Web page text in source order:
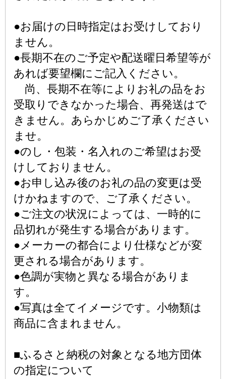
●お届けの日時指定はお受けしており
ません。
●長期不在のご予定や配送曜日希望等が
あれば要望欄にご記入ください。
尚、長期不在等によりお礼の品をお
受取りできなかった場合、再発送はで
きません。あらかじめご了承ください
ませ。
●のし・包装・名入れのご希望はお受
けしておりません。
●お申し込み後のお礼の品の変更は受
けかねますので、ご了承ください。
●ご注文の状況によっては、一時的に
品切れが発生する場合があります。
●メーカーの都合により仕様などが変
更される場合があります。
●色調が実物と異なる場合がありま
す。
●写真は全てイメージです。小物類は
商品に含まれません。
■ふるさと納税の対象となる地方団体
の指定について